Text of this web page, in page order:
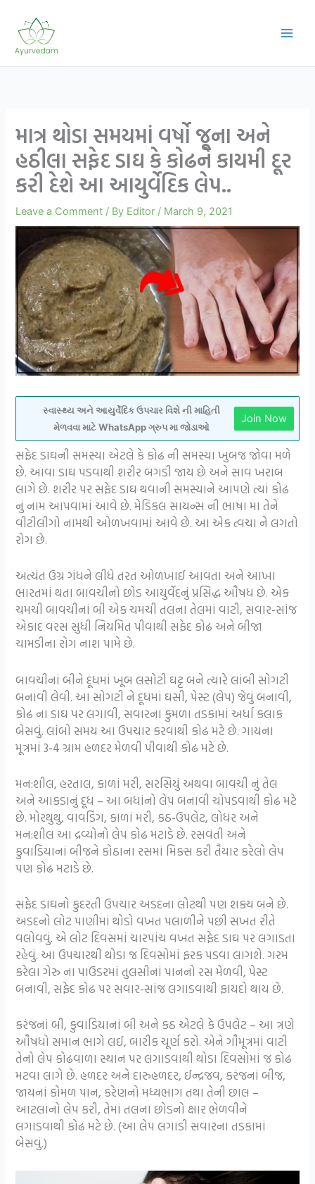
content
માત્ર થોડા સમયમાં વર્ષો જૂના અને
હઠીલા સફેદ ડાઘ કે કોઢને કાયમી દૂર
કરી દેશે આ આયુર્વેદિક લેપ..
Leave a Comment / By Editor / March 9, 2021
સ્વાસ્થ્ય અને આયુર્વેદિક ઉપચાર વિશે ની માહિતી
મેળવવા માટે WhatsApp ગ્રુપ મા જોડાઓ
Join Now
સફેદ ડાઘની સમસ્યા એટલે કે કોઢ ની સમસ્યા ખુબજ જોવા મળે
છે. આવા ડાઘ પડવાથી શરીર બગડી જાય છે અને સાવ ખરાબ
લાગે છે. શરીર પર સફેદ ડાઘ થવાની સમસ્યાને આપણે ત્યાં કોઢ
નું નામ આપવામાં આવે છે. મેડિકલ સાયન્સ ની ભાષા મા તેને
વીટીલીગો નામથી ઓળખવામાં આવે છે. આ એક ત્વચા ને લગતો
રોગ છે.
અત્યંત ઉગ્ર ગંધને લીધે તરત ઓળખાઈ આવતા અને આખા
ભારતમાં થતા બાવચીનો છોડ આયુર્વેદનું પ્રસિદ્ધ ઔષધ છે. એક
ચમચી બાવચીનાં બી એક ચમચી તલના તેલમાં વાટી, સવાર-સાંજ
એકાદ વરસ સુધી નિયમિત પીવાથી સફેદ કોઢ અને બીજા
ચામડીના રોગ નાશ પામે છે.
બાવચીનાં બીને દૂધમાં ખૂબ લસોટી ઘટ્ટ બને ત્યારે લાંબી સોગટી
બનાવી લેવી. આ સોગટી ને દૂધમાં ઘસી, પેસ્ટ (લેપ) જેવું બનાવી,
કોઢ ના ડાઘ પર લગાવી, સવારના કુમળા તડકામાં અર્ધા કલાક
બેસવું. લાંબો સમય આ ઉપચાર કરવાથી કોઢ મટે છે. ગાયના
મૂત્રમાં 3-4 ગ્રામ હળદર મેળવી પીવાથી કોઢ મટે છે.
મન:શીલ, હરતાલ, કાળાં મરી, સરસિયું અથવા બાવચી નું તેલ
અને આકડાનું દૂધ – આ બધાંનો લેપ બનાવી ચોપડવાથી કોઢ મટે
છે. મોરથુથુ, વાવડિંગ, કાળાં મરી, કઠ-ઉપલેટ, લોધર અને
મન:શીલ આ દ્રવ્યોનો લેપ કોઢ મટાડે છે. રસવંતી અને
કુવાડિયાનાં બીજને કોઠાના રસમાં મિક્સ કરી તૈયાર કરેલો લેપ
પણ કોઢ મટાડે છે.
સફેદ ડાઘનો કુદરતી ઉપચાર અડદના લોટથી પણ શક્ય બને છે.
અડદનો લોટ પાણીમાં થોડો વખત પલાળીને પછી સખત રીતે
વલોવવું. એ લોટ દિવસમાં ચારપાંચ વખત સફેદ ડાઘ પર લગાડતા
રહેવું. આ ઉપચારથી થોડા જ દિવસોમાં ફરક પડવા લાગશે. ગરમ
કરેલા ગેરુ ના પાઉડરમાં તુલસીનાં પાનનો રસ મેળવી, પેસ્ટ
બનાવી, સફેદ કોઢ પર સવાર-સાંજ લગાડવાથી ફાયદો થાય છે.
કરંજનાં બી, કુવાડિયાનાં બી અને કઠ એટલે કે ઉપલેટ – આ ત્રણે
ઔષધો સમાન ભાગે લઈ, બારીક ચૂર્ણ કરો. એને ગૌમૂત્રમાં વાટી
તેનો લેપ કોઢવાળા સ્થાન પર લગાડવાથી થોડા દિવસોમાં જ કોઢ
મટવા લાગે છે. હળદર અને દારુહળદર, ઈન્દ્રજવ, કરંજનાં બીજ,
જાયનાં કોમળ પાન, કરેણનો મધ્યભાગ તથા તેની છાલ –
આટલાંનો લેપ કરી, તેમાં તલના છોડનો ક્ષાર ભેળવીને
લગાડવાથી કોઢ મટે છે. (આ લેપ લગાડી સવારના તડકામાં
બેસવું.)